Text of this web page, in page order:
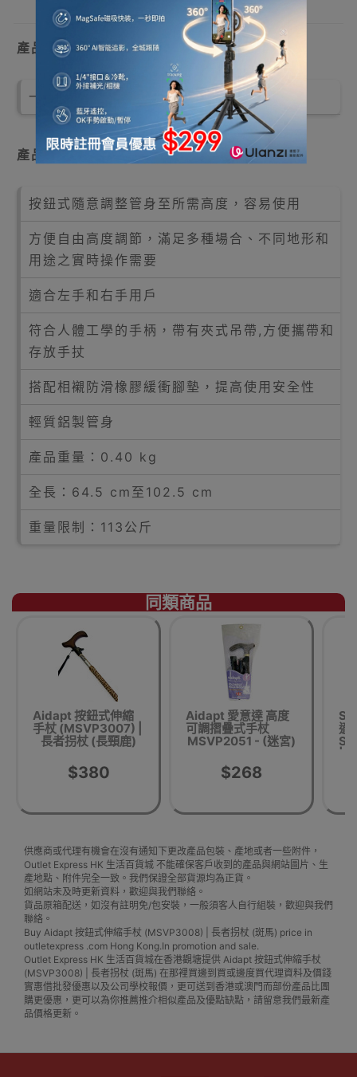
產品介紹
一鍵式可調高度
產品特點
按鈕式隨意調整管身至所需高度，容易使用
方便自由高度調節，滿足多種場合、不同地形和
用途之實時操作需要
適合左手和右手用戶
符合人體工學的手柄，帶有夾式吊帶,方便攜帶和
存放手扙
搭配相襯防滑橡膠緩衝腳墊，提高使用安全性
輕質鋁製管身
產品重量：0.40 kg
全長：64.5 cm至102.5 cm
重量限制：113公斤
同類商品
Aidapt 按鈕式伸縮
手杖 (MSVP3007) |
長者拐杖 (長頸鹿)
$380
Aidapt 愛意達 高度
可調摺疊式手杖
MSVP2051 - (迷宮)
$268
適
|
供應商或代理有機會在沒有通知下更改產品包裝、產地或者一些附件，
Outlet Express HK 生活百貨城 不能確保客戶收到的產品與網站圖片、生
產地點、附件完全一致。我們保證全部貨源均為正貨。
如網站未及時更新資料，歡迎與我們聯絡。
貨品原箱配送，如沒有註明免/包安裝，一般須客人自行組裝，歡迎與我們
聯絡。
Buy Aidapt 按鈕式伸縮手杖 (MSVP3008) | 長者拐杖 (斑馬) price in
outletexpress .com Hong Kong.In promotion and sale.
Outlet Express HK 生活百貨城在香港觀塘提供 Aidapt 按鈕式伸縮手杖
(MSVP3008) | 長者拐杖 (斑馬) 在那裡買邊到買或邊度買代理資料及價錢
實惠借批發優惠以及公司學校報價，更可送到香港或澳門而部份產品比團
購更優惠，更可以為你推薦推介相似產品及優點缺點，請留意我們最新產
品價格更新。